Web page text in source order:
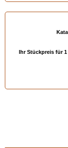
Ihr Stückpreis für